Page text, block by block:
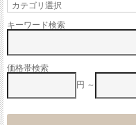
キーワード検索
価格帯検索
円 ～